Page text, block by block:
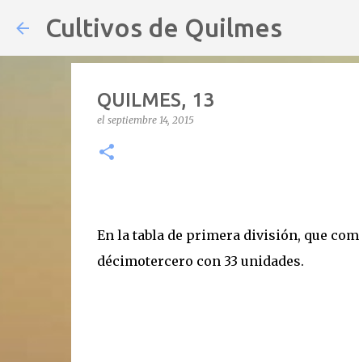
Cultivos de Quilmes
QUILMES, 13
el septiembre 14, 2015
En la tabla de primera división, que
décimotercero con 33 unidades.